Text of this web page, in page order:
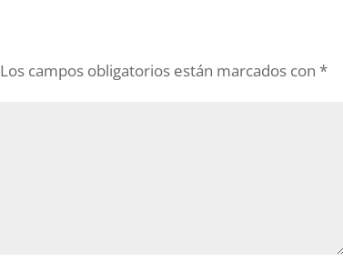
Los campos obligatorios están marcados con*